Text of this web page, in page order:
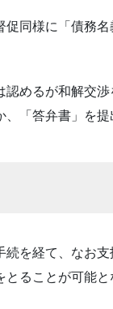
同様に「債務
めるが和解交
「答弁書」を提
を経て、なお
ることが可能と